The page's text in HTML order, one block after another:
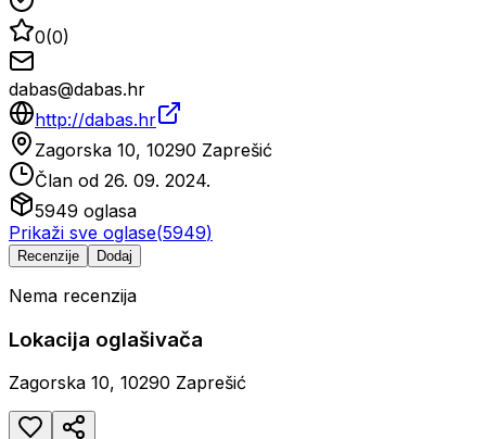
0(0)
dabas@dabas.hr
http://dabas.hr
Zagorska 10, 10290 Zaprešić
Član od 26. 09. 2024.
5949 oglasa
Prikaži sve oglase(5949)
Recenzije Dodaj
Nema recenzija
Lokacija oglašivača
Zagorska 10, 10290 Zaprešić